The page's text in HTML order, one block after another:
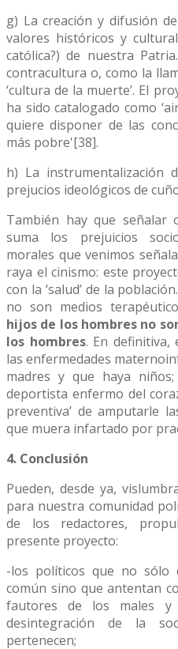
g) La creación y difusión
valores históricos y
católica?) de nuestra
contracultura o, como la
‘cultura de la muerte’. El
ha sido catalogado como
quiere disponer de las
más pobre'[38].
h) La instrumentalización
prejucios ideológicos de
También hay que señalar
suma los prejuicios
morales que venimos
raya el cinismo: este
con la ‘salud’ de la
no son medios
hijos de los hombres no
los hombres. En
las enfermedades
madres y que haya
deportista enfermo del
preventiva’ de amputarle
que muera infartado por
4. Conclusión
Pueden, desde ya,
para nuestra comunidad
de los redactores,
presente proyecto:
-los políticos que no sólo
común sino que antentan
fautores de los males y
desintegración de la
pertenecen;